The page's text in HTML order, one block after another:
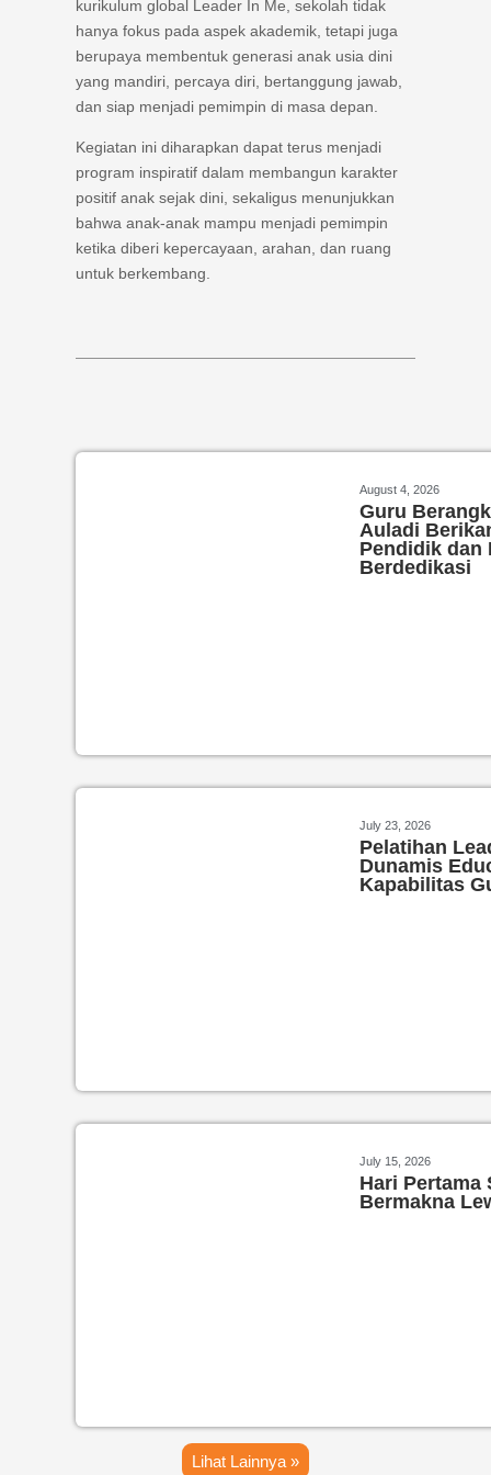
kurikulum global Leader In Me, sekolah tidak
hanya fokus pada aspek akademik, tetapi juga
berupaya membentuk generasi anak usia dini
yang mandiri, percaya diri, bertanggung jawab,
dan siap menjadi pemimpin di masa depan.
Kegiatan ini diharapkan dapat terus menjadi
program inspiratif dalam membangun karakter
positif anak sejak dini, sekaligus menunjukkan
bahwa anak-anak mampu menjadi pemimpin
ketika diberi kepercayaan, arahan, dan ruang
untuk berkembang.
August 4, 2026
Guru
Auladi
Pendidik dan
Berdedikasi
July 23, 2026
Pelatihan
Dunamis
Kapabilitas
July 15, 2026
Hari Pertama
Bermakna
Lihat Lainnya »